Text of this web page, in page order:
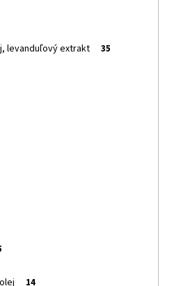
levanduľový extrakt 35
14